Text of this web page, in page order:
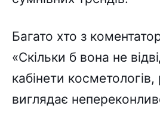
Багато хто з
«Скільки б вона не
кабінети косметологів,
виглядає